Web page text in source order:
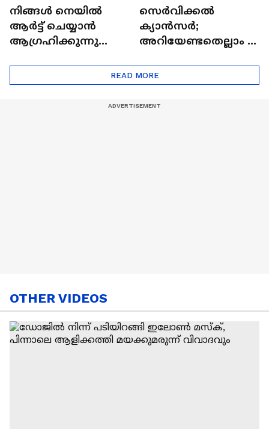
നിങ്ങൾ നെയിൽ
ആർട്ട് ചെയ്യാൻ
ആഗ്രഹിക്കുന്നുണ്ടോ
ട്രെൻഡിനെക്കുറിച്ച് |
Nail Art | Trends Cafe
സെർവിക്കൽ
ക്യാൻസർ;
അറിയേണ്ടതെല്ലാം |
Cancer
READ MORE
OTHER VIDEOS